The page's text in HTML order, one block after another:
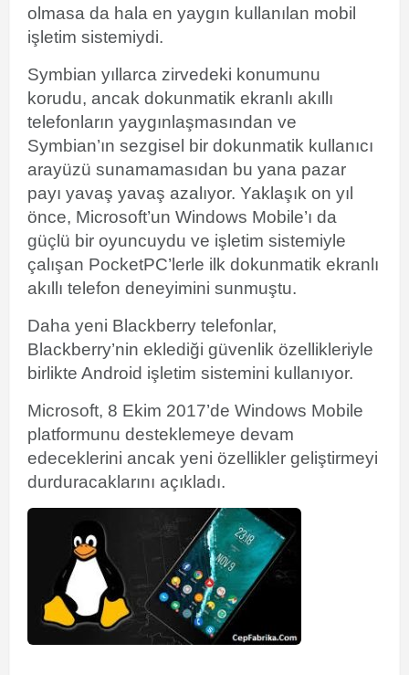
olmasa da hala en yaygın kullanılan mobil
işletim sistemiydi.
Symbian yıllarca zirvedeki konumunu
korudu, ancak dokunmatik ekranlı akıllı
telefonların yaygınlaşmasından ve
Symbian’ın sezgisel bir dokunmatik kullanıcı
arayüzü sunamamasıdan bu yana pazar
payı yavaş yavaş azalıyor. Yaklaşık on yıl
önce, Microsoft’un Windows Mobile’ı da
güçlü bir oyuncuydu ve işletim sistemiyle
çalışan PocketPC’lerle ilk dokunmatik ekranlı
akıllı telefon deneyimini sunmuştu.
Daha yeni Blackberry telefonlar,
Blackberry’nin eklediği güvenlik özellikleriyle
birlikte Android işletim sistemini kullanıyor.
Microsoft, 8 Ekim 2017’de Windows Mobile
platformunu desteklemeye devam
edeceklerini ancak yeni özellikler geliştirmeyi
durduracaklarını açıkladı.